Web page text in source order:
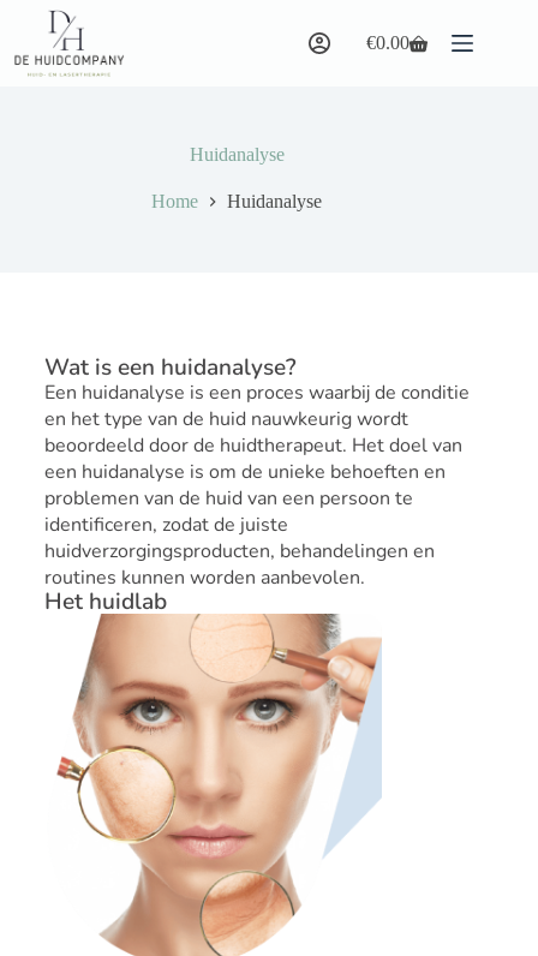
€0.00
Huidanalyse
Home Huidanalyse
Wat is een huidanalyse?
Een huidanalyse is een proces waarbij de conditie
en het type van de huid nauwkeurig wordt
beoordeeld door de huidtherapeut. Het doel van
een huidanalyse is om de unieke behoeften en
problemen van de huid van een persoon te
identificeren, zodat de juiste
huidverzorgingsproducten, behandelingen en
routines kunnen worden aanbevolen.
Het huidlab